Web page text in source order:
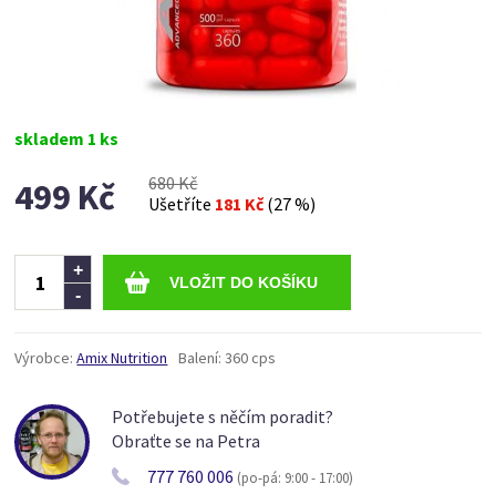
skladem 1 ks
499 Kč
680 Kč
Ušetříte 181 Kč(27 %)
-
+
Výrobce: Amix Nutrition Balení: 360 cps
Potřebujete s něčím poradit?
Obraťte se na Petra
777 760 006 (po-pá: 9:00 - 17:00)